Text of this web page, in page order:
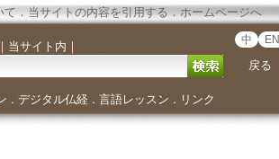
て．当サイトの内容を引用する．ホームページへ
｜ 当サイト内 ｜ 中 EN
戻る
． デジタル仏経． 言語レッスン ． リンク